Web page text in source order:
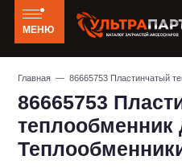
МЕНЮ
Главная — 86665753 Пластинчатый
86665753
теплообменник